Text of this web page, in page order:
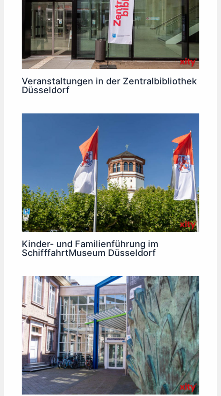
Veranstaltungen in der Zentralbibliothek
Düsseldorf
Kinder- und Familienführung im
SchifffahrtMuseum Düsseldorf